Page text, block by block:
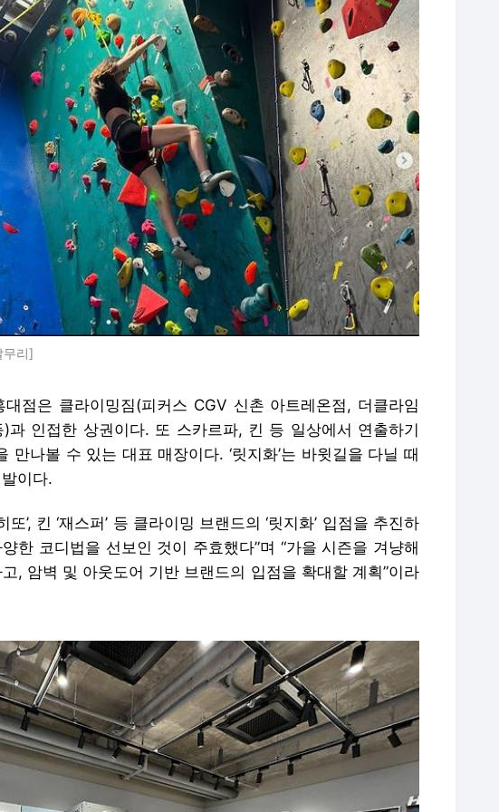
무리]
점은 클라이밍짐(피커스 CGV 신촌 아트레온점, 더클라임
과 인접한 상권이다. 또 스카르파, 킨 등 일상에서 연출하기
만나볼 수 있는 대표 매장이다. ‘릿지화’는 바윗길을 다닐 때
이다.
’, 킨 ‘재스퍼’ 등 클라이밍 브랜드의 ‘릿지화’ 입점을 추진하
한 코디법을 선보인 것이 주효했다”며 “가을 시즌을 겨냥해
, 암벽 및 아웃도어 기반 브랜드의 입점을 확대할 계획”이라